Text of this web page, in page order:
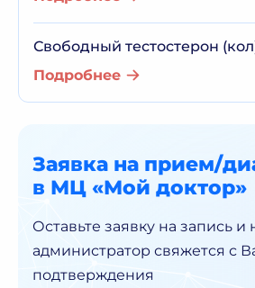
Свободный тестостерон
Подробнее
Заявка на прием/
в МЦ «Мой доктор»
Оставьте заявку на запись и
администратор свяжется с
подтверждения